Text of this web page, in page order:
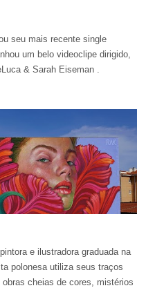
seu mais recente single
um belo videoclipe dirigido,
& Sarah Eiseman .
e ilustradora graduada na
polonesa utiliza seus traços
cheias de cores, mistérios